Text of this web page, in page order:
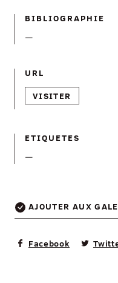
BIBLIOGRAPHIE
—
URL
VISITER
ETIQUETES
—
AJOUTER AUX
Facebook